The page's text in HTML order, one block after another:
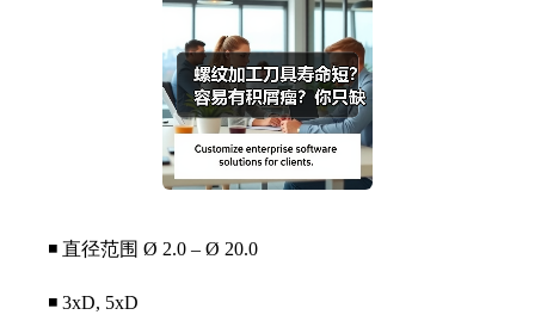
◾ 直径范围 Ø 2.0 – Ø 20.0
◾ 3xD, 5xD